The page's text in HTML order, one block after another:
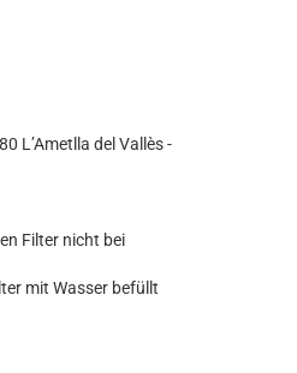
L’Ametlla del Vallès -
Filter nicht bei
mit Wasser befüllt